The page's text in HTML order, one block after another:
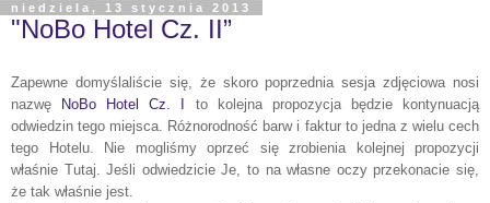
niedziela, 13 stycznia 2013
"NoBo Hotel Cz. II”
Zapewne domyślaliście się, że skoro poprzednia sesja zdjęciowa nosi
nazwę
NoBo Hotel Cz. I
to kolejna propozycja będzie kontynuacją
odwiedzin tego miejsca. Różnorodność barw i faktur to jedna z wielu cech
tego Hotelu. Nie mogliśmy oprzeć się zrobienia kolejnej propozycji
właśnie Tutaj. Jeśli odwiedzicie Je, to na własne oczy przekonacie się,
że tak właśnie jest.